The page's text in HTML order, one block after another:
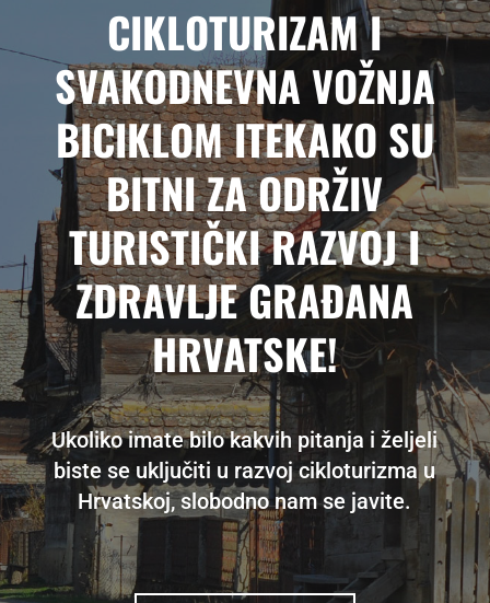
CIKLOTURIZAM I
SVAKODNEVNA VOŽNJA
BICIKLOM ITEKAKO SU
BITNI ZA ODRŽIV
TURISTIČKI RAZVOJ I
ZDRAVLJE GRAĐANA
HRVATSKE!
Ukoliko imate bilo kakvih pitanja i željeli
biste se uključiti u razvoj cikloturizma u
Hrvatskoj, slobodno nam se javite.